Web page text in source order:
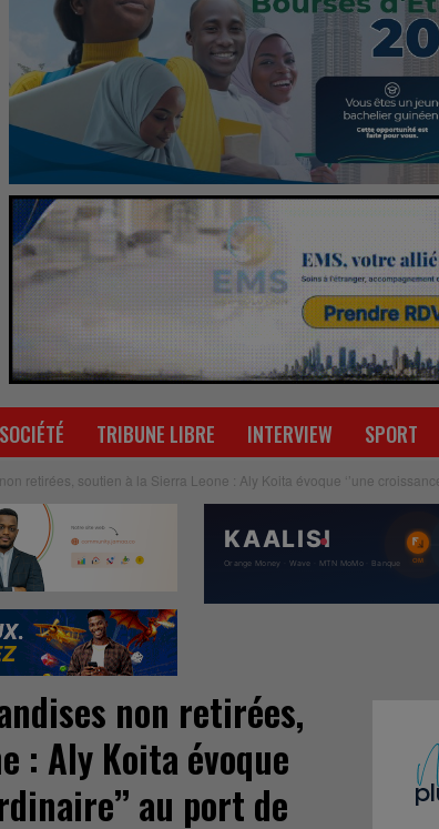
SOCIÉTÉ TRIBUNE LIBRE INTERVIEW SPORT
retirées, soutien à la Sierra Leone : Aly Koita évoque ‘’une
non retirées,
: Aly Koita évoque
au port de